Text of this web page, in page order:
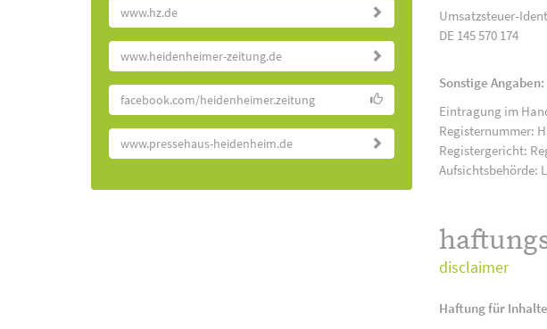
www.hz.de
www.heidenheimer-zeitung.de
facebook.com/heidenheimer.zeitung
www.pressehaus-heidenheim.de
Umsatzsteuer-
DE 145 570 174
Sonstige Angaben:
Eintragung im
Registernummer:
Registergericht:
Aufsichtsbehörde:
disclaimer
Haftung für Inhalte